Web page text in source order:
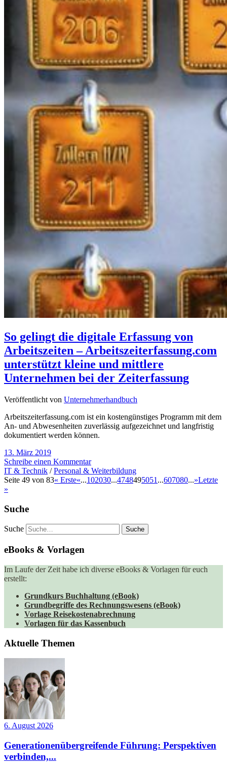
So gelingt die digitale Erfassung von
Arbeitszeiten – Arbeitszeiterfassung.com
unterstützt kleine und mittlere
Unternehmen bei der Zeiterfassung
Veröffentlicht von Unternehmerhandbuch
Arbeitszeiterfassung.com ist ein kostengünstiges Programm mit dem
An- und Abwesenheiten zuverlässig aufgezeichnet und langfristig
dokumentiert werden können.
13. März 2019
Schreibe einen Kommentar
IT & Technik /Personal & Weiterbildung
Seite 49 von 83« Erste«...102030...4748495051 ...607080...»Letzte
»
Suche
Suche
eBooks & Vorlagen
Im Laufe der Zeit habe ich diverse eBooks & Vorlagen für euch
erstellt:
Grundkurs Buchhaltung (eBook)
Grundbegriffe des Rechnungswesens (eBook)
Vorlage Reisekostenabrechnung
Vorlagen für das Kassenbuch
Aktuelle Themen
6. August 2026
Generationenübergreifende Führung: Perspektiven
verbinden,...